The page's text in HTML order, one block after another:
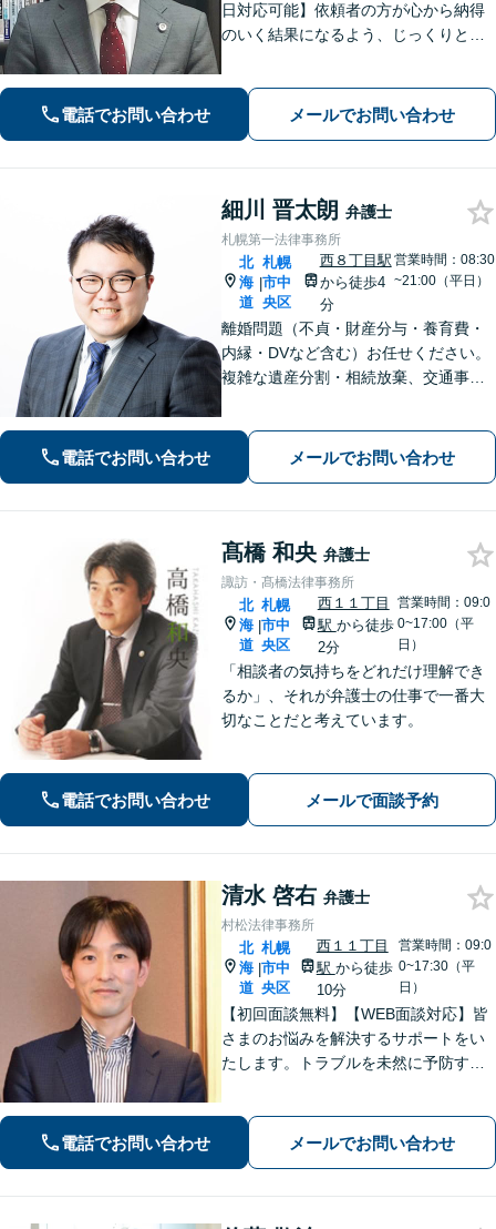
日対応可能】依頼者の方が心から納得
のいく結果になるよう、じっくりとお
す。迅速な解決を目指し、しっかりと
サポートを行います。【北海道札幌
電話でお問い合わせ メールでお問い合わせ
細川 晋太朗 弁護士
札幌第一法律事務所
北
海
道
|
札幌
市中
央区
西８丁目駅
から徒歩4
分
営業時間：08:30
~21:00（平日）
離婚問題（不貞・財産分与・養育費・
内縁・DVなど含む）お任せください。
複雑な遺産分割・相続放棄、交通事故
て、法的にサポートいたします。【西1
1丁目駅徒歩5分】
電話でお問い合わせ メールでお問い合わせ
髙橋 和央 弁護士
諏訪・髙橋法律事務所
北
海
道
|
札幌
市中
央区
西１１丁目
駅 から徒歩
2分
営業時間：09:0
0~17:00（平
日）
「相談者の気持ちをどれだけ理解でき
るか」、それが弁護士の仕事で一番大
切なことだと考えています。
電話でお問い合わせ メールで面談予約
清水 啓右 弁護士
村松法律事務所
北
海
道
|
札幌
市中
央区
西１１丁目
駅 から徒歩
10分
営業時間：09:0
0~17:30（平
日）
【初回面談無料】【WEB面談対応】皆
さまのお悩みを解決するサポートをい
たします。トラブルを未然に予防する
電話でお問い合わせ メールでお問い合わせ